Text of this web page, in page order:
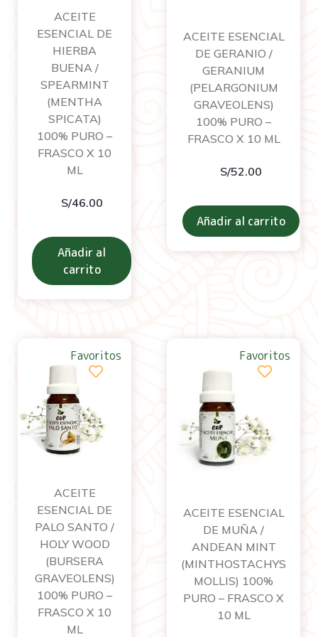
ACEITE
ESENCIAL DE
HIERBA
BUENA /
SPEARMINT
(MENTHA
SPICATA)
100% PURO –
FRASCO X 10
ML
S/46.00
Añadir al
carrito
ACEITE ESENCIAL
DE GERANIO /
GERANIUM
(PELARGONIUM
GRAVEOLENS)
100% PURO –
FRASCO X 10 ML
S/52.00
Añadir al carrito
ACEITE
ESENCIAL DE
PALO SANTO /
HOLY WOOD
(BURSERA
GRAVEOLENS)
100% PURO –
FRASCO X 10
ML
Favoritos
ACEITE ESENCIAL
DE MUÑA /
ANDEAN MINT
(MINTHOSTACHYS
MOLLIS) 100%
PURO – FRASCO X
10 ML
Favoritos